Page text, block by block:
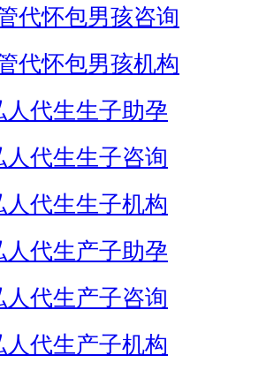
代怀包男孩咨询
代怀包男孩机构
人代生生子助孕
人代生生子咨询
人代生生子机构
人代生产子助孕
人代生产子咨询
人代生产子机构